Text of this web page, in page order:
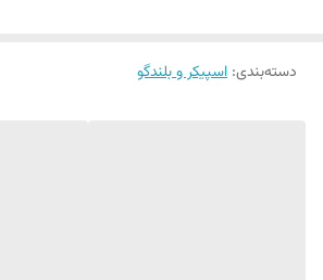
دسته‌بندی: اسپیکر و بلندگو